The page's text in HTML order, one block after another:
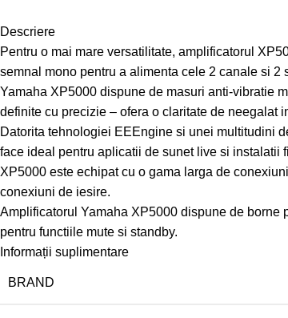
Descriere
Pentru o mai mare versatilitate, amplificatorul
semnal mono pentru a alimenta cele 2 canale si
Yamaha XP5000 dispune de masuri anti-vibratie
definite cu precizie – ofera o claritate de neegalat
Datorita tehnologiei EEEngine si unei multitudini
face ideal pentru aplicatii de sunet live si instalatii
XP5000 este echipat cu o gama larga de
conexiuni de iesire.
Amplificatorul Yamaha XP5000 dispune de borne
pentru functiile mute si standby.
Informații suplimentare
BRAND